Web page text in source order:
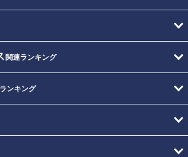
関連ランキング
ンキング